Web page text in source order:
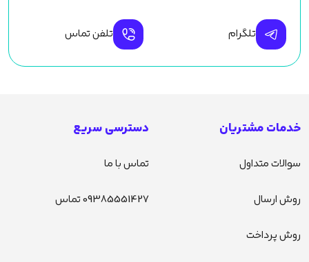
تلگرام تلفن تماس
خدمات مشتریان
سوالات متداول
روش ارسال
روش پرداخت
دسترسی سریع
تماس با ما
09385551427 تماس